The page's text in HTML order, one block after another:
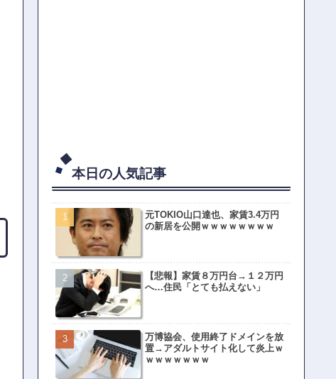
本日の人気記事
元TOKIO山口達也、家賃3.4万円
の新居を公開ｗｗｗｗｗｗｗｗ
【悲報】家賃８万円台→１２万円
へ…住民「とても払えない」
万博協会、使用終了ドメインを放
置→アダルトサイト化して炎上ｗ
ｗｗｗｗｗｗｗ